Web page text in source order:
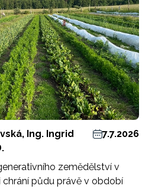
Ing. Ingrid
7.7.2026
zemědělství v
chrání půdu právě v období